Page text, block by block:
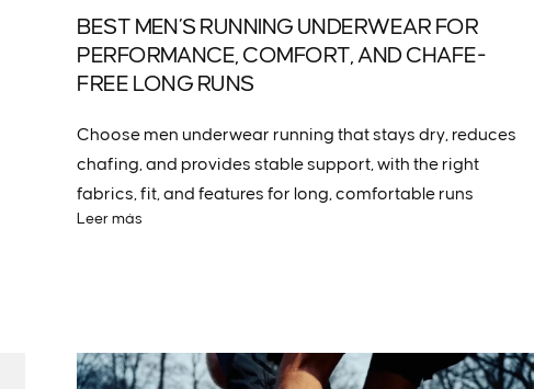
BEST MEN’S RUNNING UNDERWEAR FOR
PERFORMANCE, COMFORT, AND CHAFE-
FREE LONG RUNS
Choose men underwear running that stays dry, reduces
chafing, and provides stable support, with the right
fabrics, fit, and features for long, comfortable runs
Leer más